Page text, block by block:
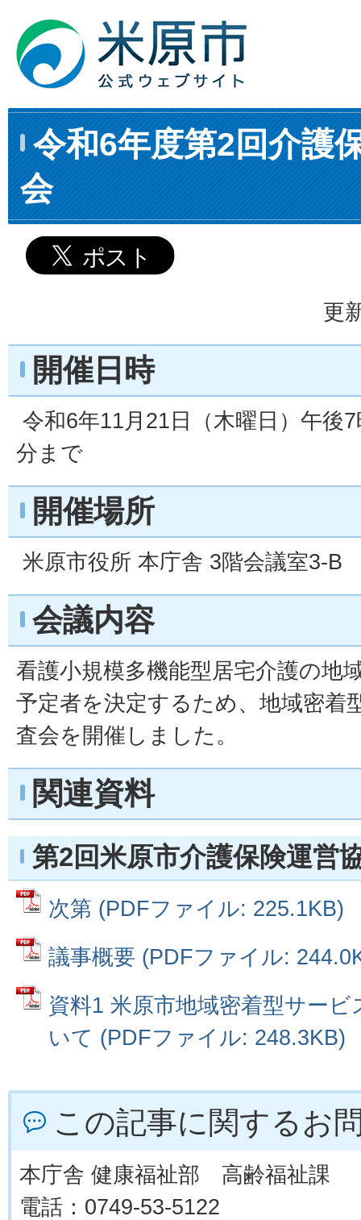
令和6年度第2回介護
会
更
開催日時
令和6年11月21日（木曜日）午後
分まで
開催場所
米原市役所 本庁舎 3階会議室3-B
会議内容
看護小規模多機能型居宅介護の地
予定者を決定するため、地域密着
査会を開催しました。
関連資料
第2回米原市介護保険運営
次第 (PDFファイル: 225.1KB)
議事概要 (PDFファイル:
資料1 米原市地域密着型サー
いて (PDFファイル: 248.3KB)
この記事に関するお
本庁舎 健康福祉部 高齢福祉課
電話：0749-53-5122